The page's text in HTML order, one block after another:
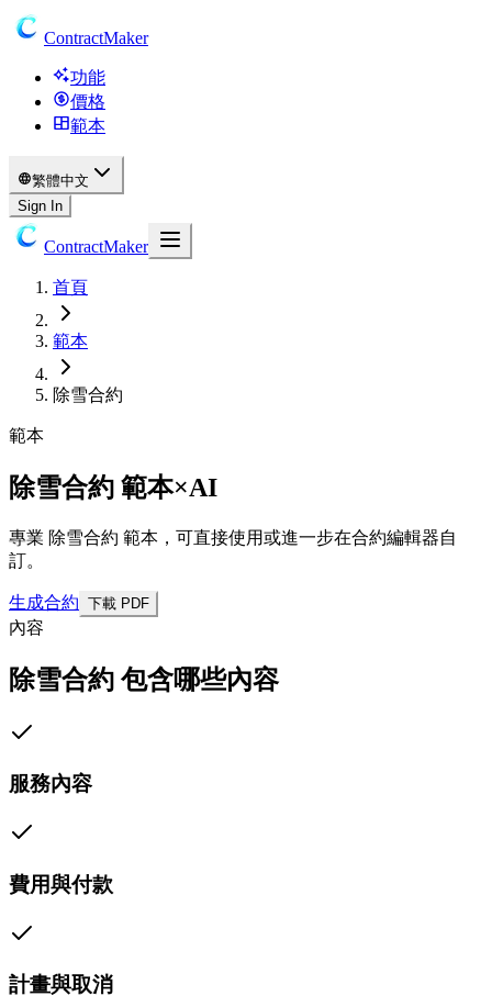
ContractMaker
功能
價格
範本
繁體中文
Sign In
ContractMaker
首頁
範本
除雪合約
範本
除雪合約 範本×AI
專業 除雪合約 範本，可直接使用或進一步在合約編輯器自
訂。
生成合約 下載 PDF
內容
除雪合約 包含哪些內容
服務內容
費用與付款
計畫與取消